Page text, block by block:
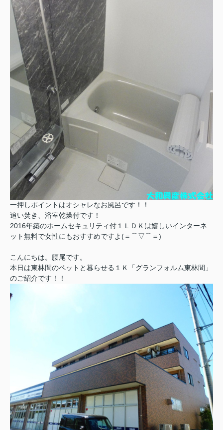
一押しポイントはオシャレなお風呂です！！
追い焚き、浴室乾燥付です！
2016年築のホームセキュリティ付１ＬＤＫは嬉しいインターネ
ット無料で女性にもおすすめですよ(＝⌒▽⌒＝)
こんにちは。腰尾です。
本日は東林間のペットと暮らせる１Ｋ「グランフォルム東林間」
のご紹介です！！